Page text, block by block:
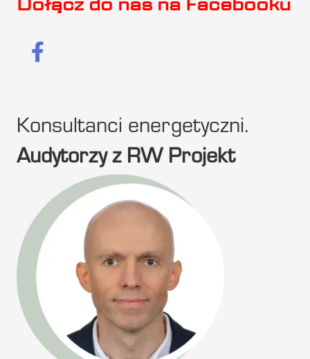
Dołącz do nas na Facebooku
Konsultanci energetyczni.
Audytorzy z RW Projekt